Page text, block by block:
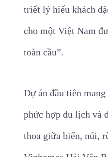
triết lý hiếu khách
cho một Việt Nam
toàn cầu”.
Dự án đầu tiên
phức hợp du lịch và
thoa giữa biển, núi,